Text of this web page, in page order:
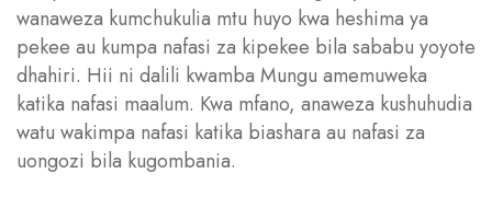
wanaweza kumchukulia mtu huyo kwa heshima ya
pekee au kumpa nafasi za kipekee bila sababu yoyote
dhahiri. Hii ni dalili kwamba Mungu amemuweka
katika nafasi maalum. Kwa mfano, anaweza kushuhudia
watu wakimpa nafasi katika biashara au nafasi za
uongozi bila kugombania.